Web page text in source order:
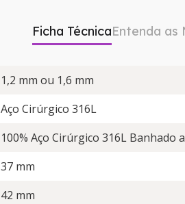
Ficha TécnicaEntenda as
1,2 mm ou 1,6 mm
Aço Cirúrgico 316L
100% Aço Cirúrgico 316L Banhado
37 mm
42 mm